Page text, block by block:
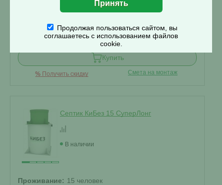
Стандарт
по запросу
Купить
% Получить скидку Смета на монтаж
Септик КиБез 15 СуперЛонг
В наличии
Проживание: 15 человек
Продолжая пользоваться сайтом, вы
соглашаетесь с использованием файлов
cookie.